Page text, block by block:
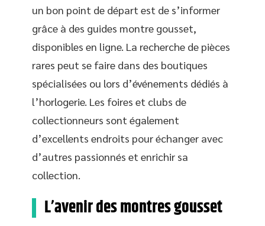
un bon point de départ est de s’informer
grâce à des guides montre gousset,
disponibles en ligne. La recherche de pièces
rares peut se faire dans des boutiques
spécialisées ou lors d’événements dédiés à
l’horlogerie. Les foires et clubs de
collectionneurs sont également
d’excellents endroits pour échanger avec
d’autres passionnés et enrichir sa
collection.
L’avenir des montres gousset